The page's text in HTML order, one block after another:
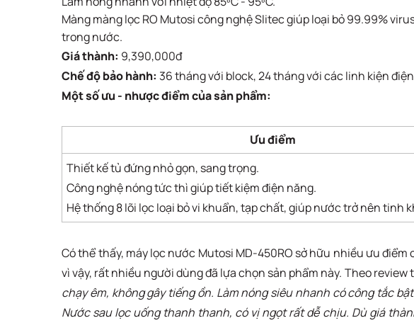
Màng màng lọc RO Mutosi công nghệ Slitec giúp loại bỏ 99.99%
trong nước.
Giá thành: 9,390,000đ
Chế độ bảo hành: 36 tháng với block, 24 tháng với các linh kiện điện
Một số ưu - nhược điểm của sản phẩm:
Ưu điểm
Thiết kế tủ đứng nhỏ gọn, sang trọng.
Công nghệ nóng tức thì giúp tiết kiệm điện năng.
Hệ thống 8 lõi lọc loại bỏ vi khuẩn, tạp chất, giúp nước trở nên tinh
Có thể thấy, máy lọc nước Mutosi MD-450RO sở hữu nhiều ưu
vì vậy, rất nhiều người dùng đã lựa chọn sản phẩm này. Theo review
chạy êm, không gây tiếng ồn. Làm nóng siêu nhanh có công tắc
Nước sau lọc uống thanh thanh, có vị ngọt rất dễ chịu. Dù giá